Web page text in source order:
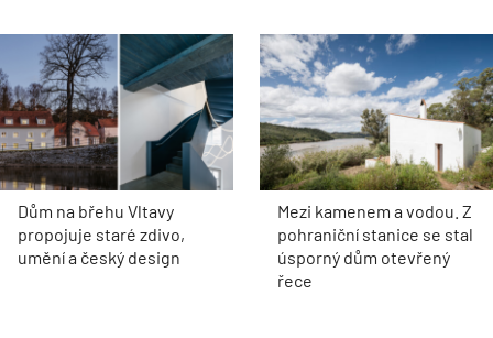
Dům na břehu Vltavy
propojuje staré zdivo,
umění a český design
Mezi kamenem a vodou. Z
pohraniční stanice se stal
úsporný dům otevřený
řece